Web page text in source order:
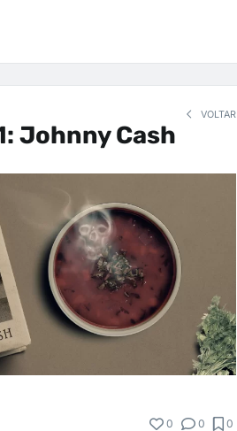
VOLTAR
Johnny Cash
0 0 0